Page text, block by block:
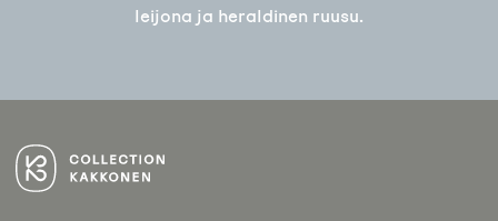
leijona ja heraldinen ruusu.